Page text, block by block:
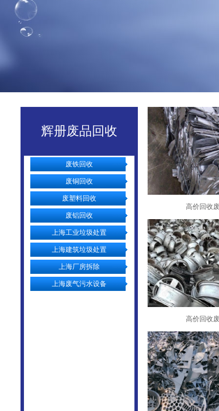
辉册废品回收
废铁回收
废铜回收
废塑料回收
废铝回收
上海工业垃圾处置
上海建筑垃圾处置
上海厂房拆除
上海废气污水设备
高价回收
高价回收